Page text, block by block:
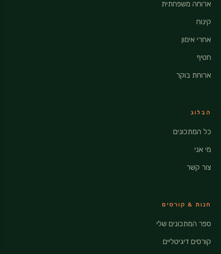
ארוחה משפחתית
קינוח
אחרי אימון
חטיף
ארוחת בוקר
הבלוג
כל המתכונים
מי אני
צור קשר
חנות & קורסים
ספר המתכונים שלי
קורסים דיגיטליים